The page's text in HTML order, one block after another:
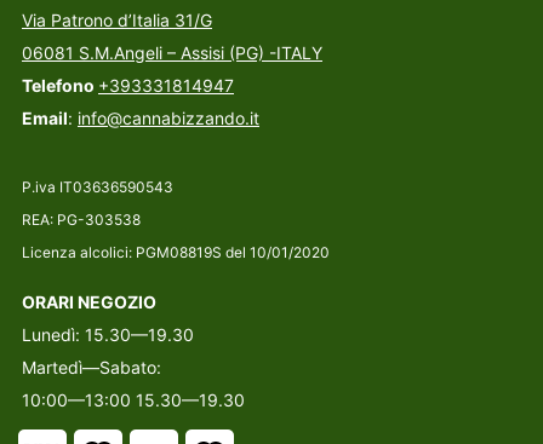
Via Patrono d’Italia 31/G
06081 S.M.Angeli – Assisi (PG) -ITALY
Telefono +393331814947
Email: info@cannabizzando.it
P.iva IT03636590543
REA: PG-303538
Licenza alcolici: PGM08819S del 10/01/2020
ORARI NEGOZIO
Lunedì: 15.30—19.30
Martedì—Sabato:
10:00—13:00 15.30—19.30